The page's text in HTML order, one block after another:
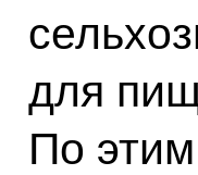
для
По